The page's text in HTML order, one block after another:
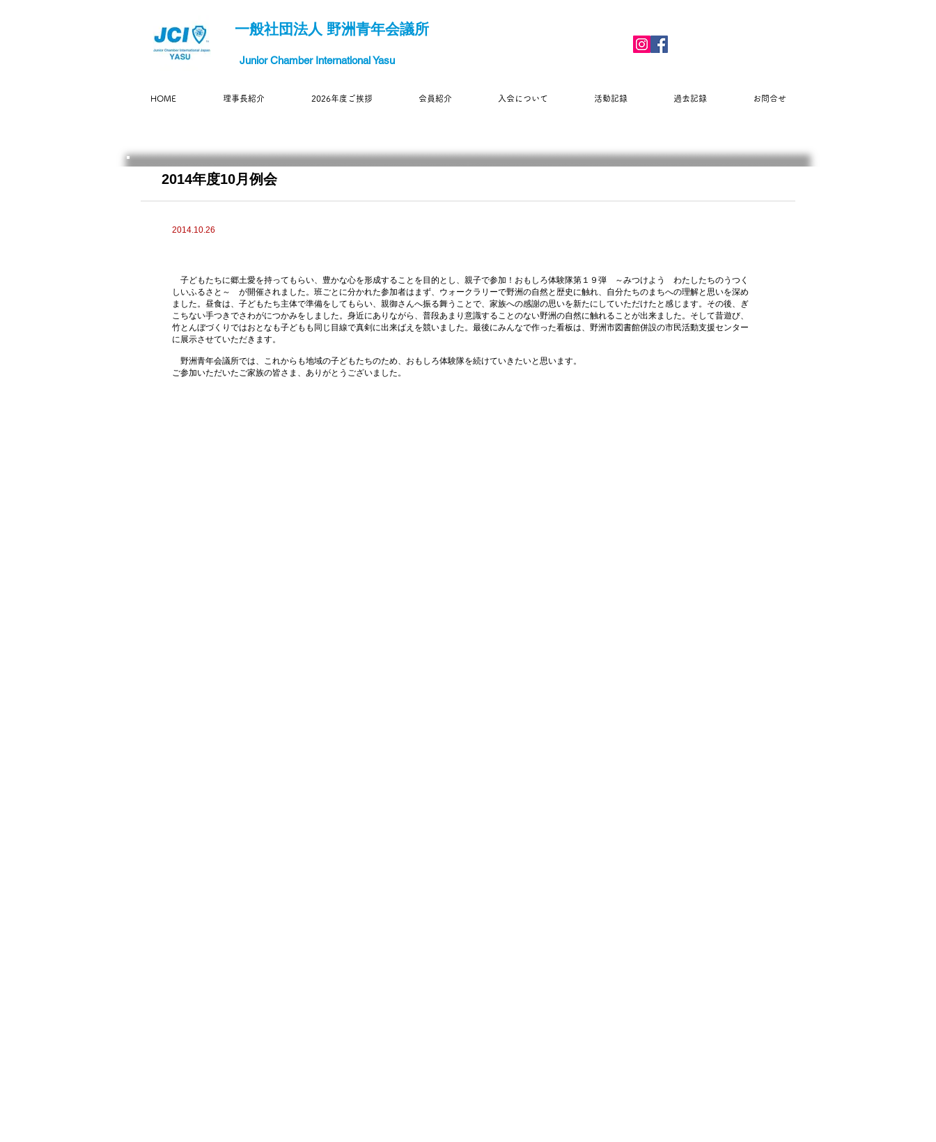
一般社団法人 野洲青年会議所
Junior Chamber International Yasu
HOME 理事長紹介 2026年度ご挨拶 会員紹介 入会について 活動記録 過去記録 お問合せ
2014年度10月例会
2014.10.26
子どもたちに郷土愛を持ってもらい、豊かな心を形成することを目的とし、親子で参加！ おもしろ体験隊第１９弾 ～みつけよう わたしたちのうつく
しいふるさと～ が開催されました。 班ごとに分かれた参加者はまず、ウォークラリーで野洲の自然と歴史に触れ、自分たちのまちへの理解と思いを深め
ました。 昼食は、子どもたち主体で準備をしてもらい、親御さんへ振る舞うことで、 家族への感謝の思いを新たにしていただけたと感じます。 その後、ぎ
こちない手つきでさわがにつかみをしました。 身近にありながら、普段あまり意識することのない野洲の自然に触れることが出来ました。 そして昔遊び、
竹とんぼづくりではおとなも子どもも同じ目線で真剣に出来ばえを競いました。 最後にみんなで作った看板は、野洲市図書館併設の市民活動支援センター
に展示させていただきます。
野洲青年会議所では、これからも地域の子どもたちのため、おもしろ体験隊を続けていきたいと思います。
ご参加いただいたご家族の皆さま、ありがとうございました。